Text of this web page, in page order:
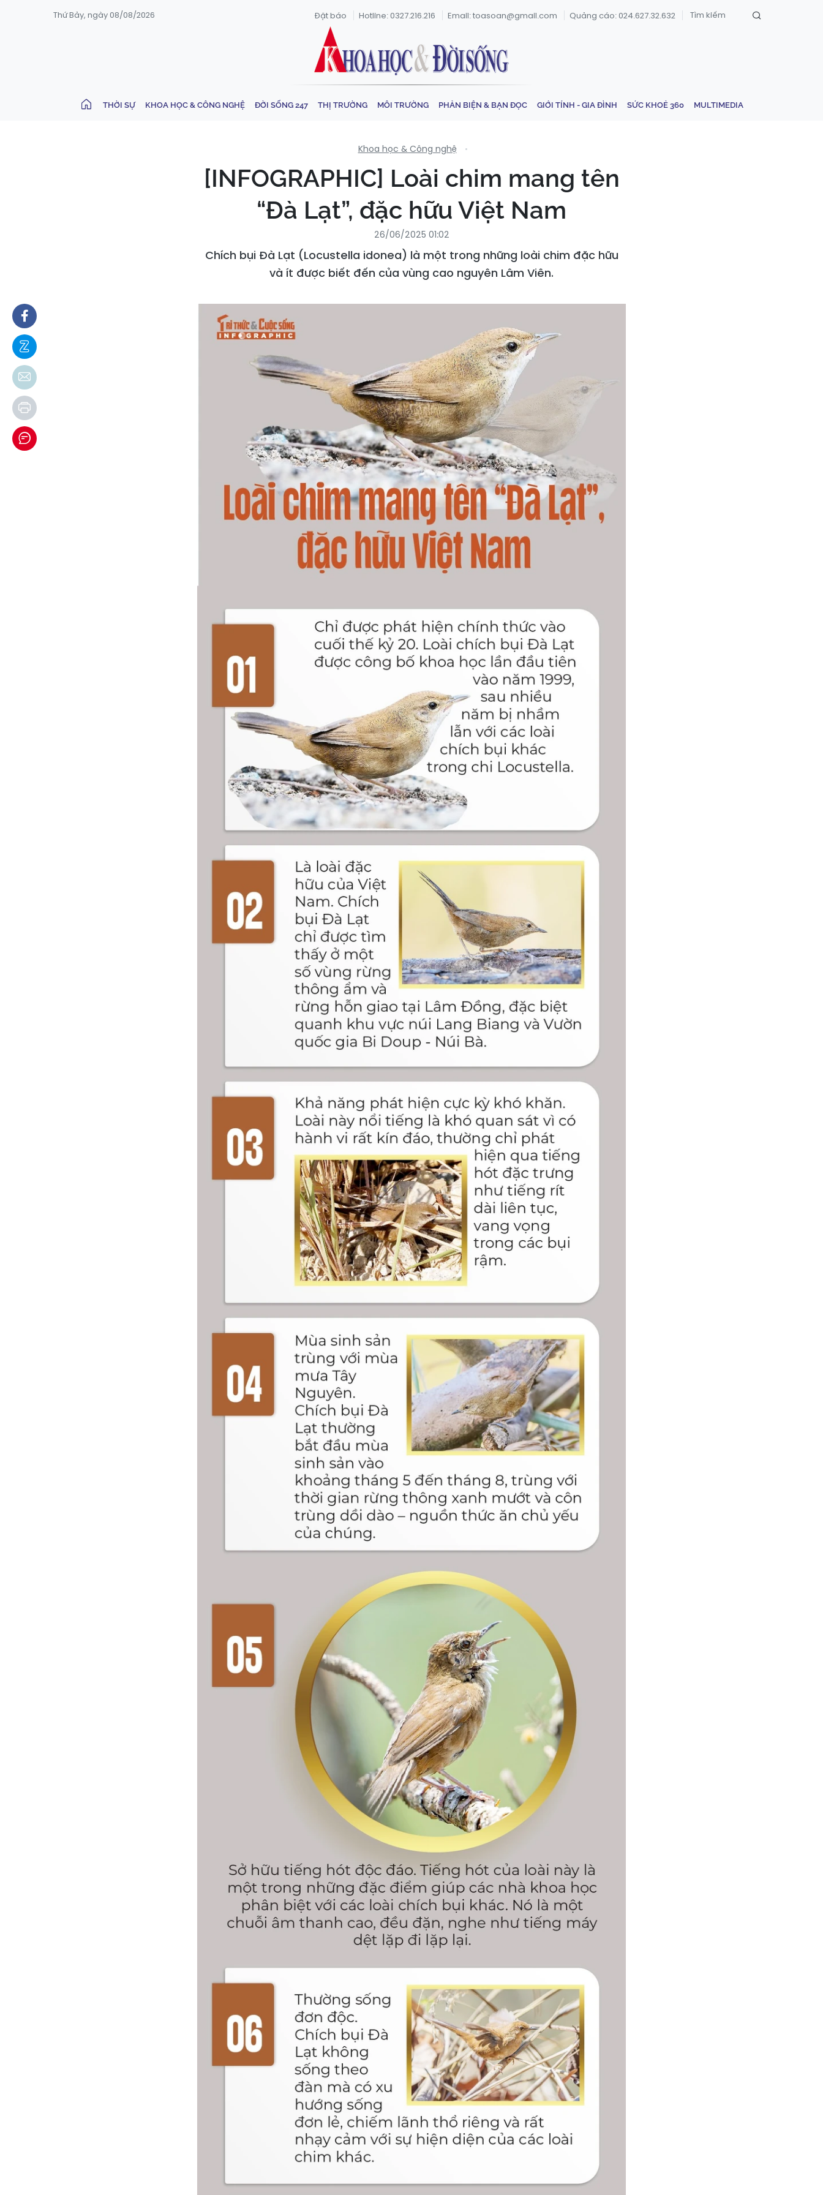
Thứ Bảy, ngày 08/08/2026 Đặt báo Hotline: 0327.216.216 Email: toasoan@gmail.com Quảng cáo: 024.627.32.632
THỜI SỰ KHOA HỌC & CÔNG NGHỆ ĐỜI SỐNG 247 THỊ TRƯỜNG MÔI TRƯỜNG PHẢN BIỆN & BẠN ĐỌC GIỚI TÍNH - GIA ĐÌNH SỨC KHOẺ 360 MULTIMEDIA
Khoa học & Công nghệ
[INFOGRAPHIC] Loài chim mang tên
“Đà Lạt”, đặc hữu Việt Nam
26/06/2025 01:02
Chích bụi Đà Lạt (Locustella idonea) là một trong những loài chim đặc hữu
và ít được biết đến của vùng cao nguyên Lâm Viên.